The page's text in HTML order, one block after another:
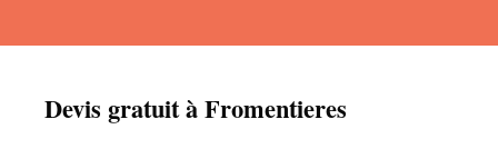
Devis gratuit à Fromentieres